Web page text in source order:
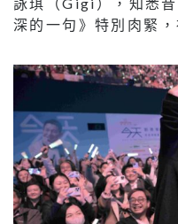
深的一句》特別肉緊